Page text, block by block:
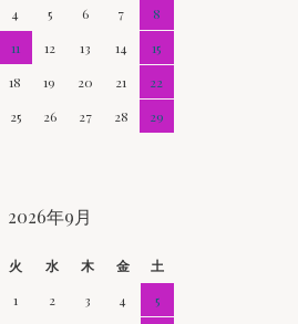
4 5 6 7
8
11 12 13 14
15
18 19 20 21
22
25 26 27 28
29
2026年9月
火 水 木 金
土
1
2 3 4
5